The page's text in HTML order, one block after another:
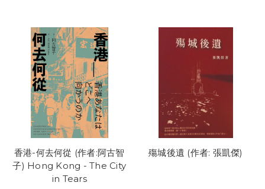
香港-何去何從 (作者:阿古智
子) Hong Kong - The City
in Tears
殤城後遺 (作者: 張凱傑)